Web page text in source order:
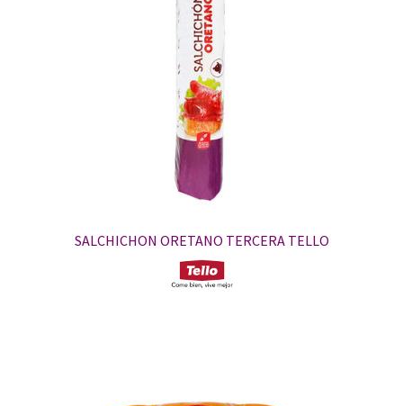
SALCHICHON ORETANO TERCERA TELLO